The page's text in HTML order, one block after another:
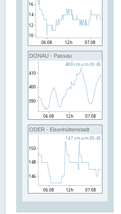
DONAU - Passau
ODER - Eisenhüttenstadt